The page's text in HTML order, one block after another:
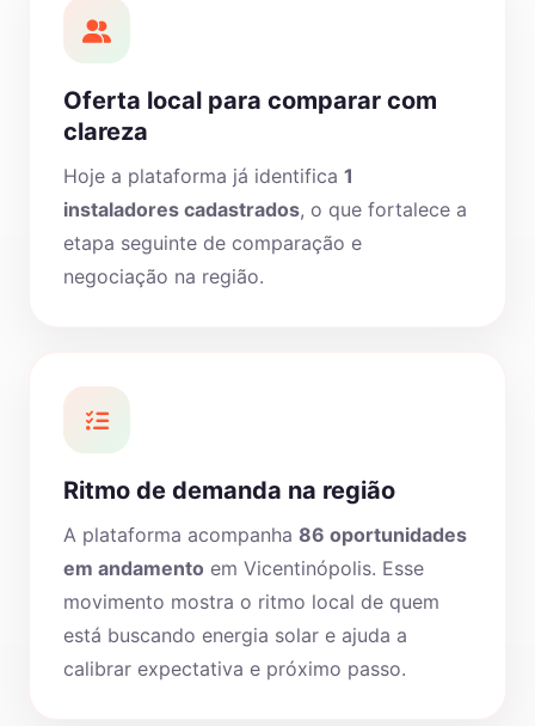
Oferta local para comparar com
clareza
Hoje a plataforma já identifica 1
instaladores cadastrados, o que fortalece a
etapa seguinte de comparação e
negociação na região.
Ritmo de demanda na região
A plataforma acompanha 86 oportunidades
em andamento em Vicentinópolis. Esse
movimento mostra o ritmo local de quem
está buscando energia solar e ajuda a
calibrar expectativa e próximo passo.